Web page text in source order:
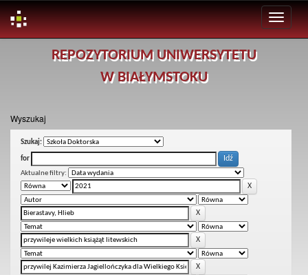
REPOZYTORIUM UNIWERSYTETU
W BIAŁYMSTOKU
Wyszukaj
Szukaj:
for
Aktualne filtry: